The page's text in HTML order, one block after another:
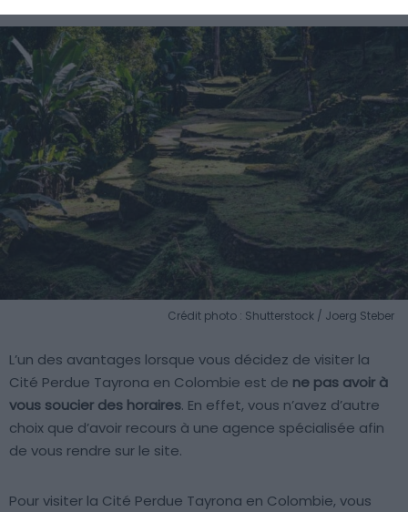
Crédit photo : Shutterstock / Joerg Steber
L’un des avantages lorsque vous décidez de visiter la
Cité Perdue Tayrona en Colombie est de ne pas avoir à
vous soucier des horaires. En effet, vous n’avez d’autre
choix que d’avoir recours à une agence spécialisée afin
de vous rendre sur le site.
Pour visiter la Cité Perdue Tayrona en Colombie, vous